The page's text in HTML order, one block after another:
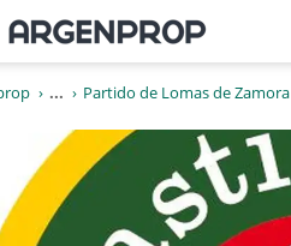
... Partido de Lomas de Zamora